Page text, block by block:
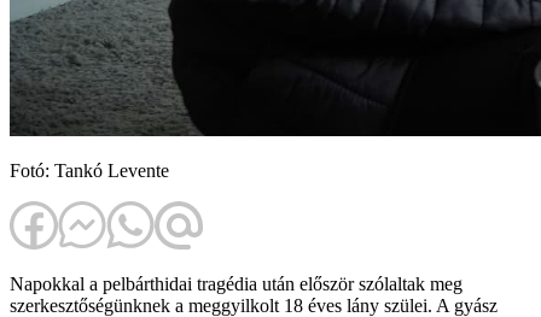
Fotó: Tankó Levente
Napokkal a pelbárthidai tragédia után először szólaltak meg
szerkesztőségünknek a meggyilkolt 18 éves lány szülei. A gyász